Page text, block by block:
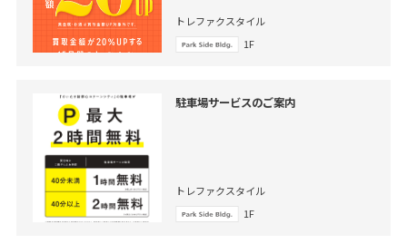
トレファクスタイル
1F
駐車場サービスのご案内
トレファクスタイル
1F